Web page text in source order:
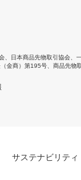
日本商品先物取引協会
金商）第195号、商品先物
サステナビリティ